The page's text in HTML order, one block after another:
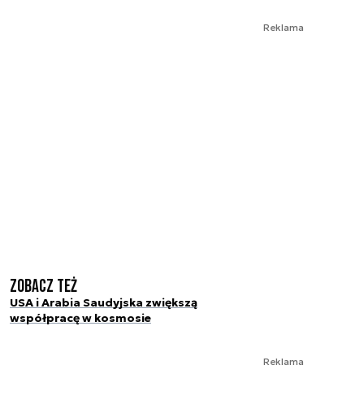
Reklama
Zobacz też
USA i Arabia Saudyjska zwiększą
współpracę w kosmosie
Reklama